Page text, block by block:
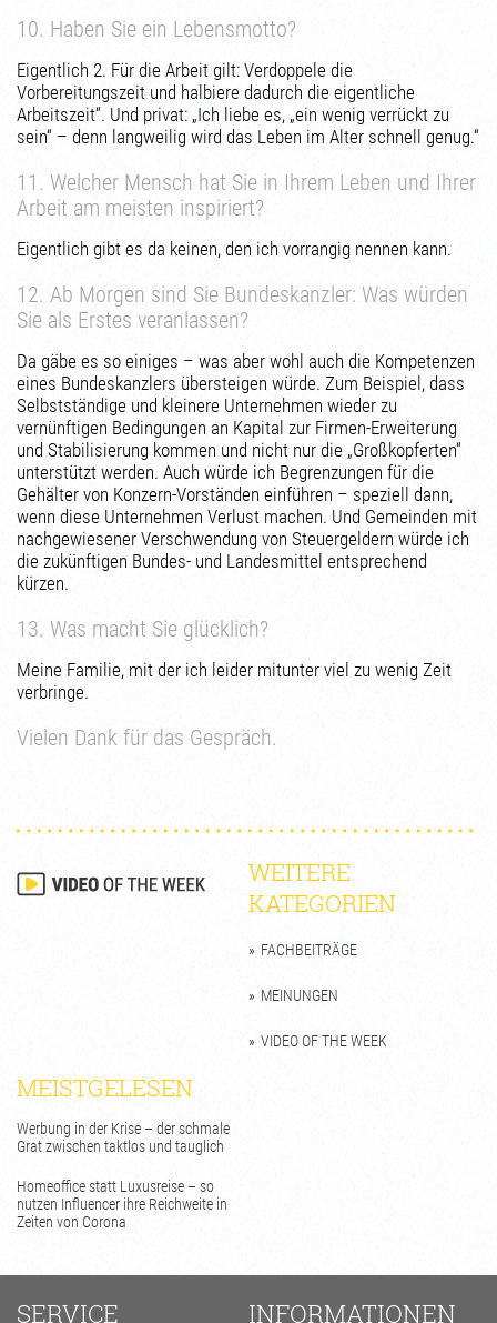
10. Haben Sie ein Lebensmotto?
Eigentlich 2. Für die Arbeit gilt: Verdoppele die
Vorbereitungszeit und halbiere dadurch die eigentliche
Arbeitszeit“. Und privat: „Ich liebe es, „ein wenig verrückt zu
sein“ – denn langweilig wird das Leben im Alter schnell genug.“
11. Welcher Mensch hat Sie in Ihrem Leben und Ihrer
Arbeit am meisten inspiriert?
Eigentlich gibt es da keinen, den ich vorrangig nennen kann.
12. Ab Morgen sind Sie Bundeskanzler: Was würden
Sie als Erstes veranlassen?
Da gäbe es so einiges – was aber wohl auch die Kompetenzen
eines Bundeskanzlers übersteigen würde. Zum Beispiel, dass
Selbstständige und kleinere Unternehmen wieder zu
vernünftigen Bedingungen an Kapital zur Firmen-Erweiterung
und Stabilisierung kommen und nicht nur die „Großkopferten“
unterstützt werden. Auch würde ich Begrenzungen für die
Gehälter von Konzern-Vorständen einführen – speziell dann,
wenn diese Unternehmen Verlust machen. Und Gemeinden mit
nachgewiesener Verschwendung von Steuergeldern würde ich
die zukünftigen Bundes- und Landesmittel entsprechend
kürzen.
13. Was macht Sie glücklich?
Meine Familie, mit der ich leider mitunter viel zu wenig Zeit
verbringe.
Vielen Dank für das Gespräch.
WEITERE
KATEGORIEN
FACHBEITRÄGE
MEINUNGEN
VIDEO OF THE WEEK
MEISTGELESEN
Werbung in der Krise – der schmale
Grat zwischen taktlos und tauglich
Homeoffice statt Luxusreise – so
nutzen Influencer ihre Reichweite in
Zeiten von Corona
SERVICE INFORMATIONEN